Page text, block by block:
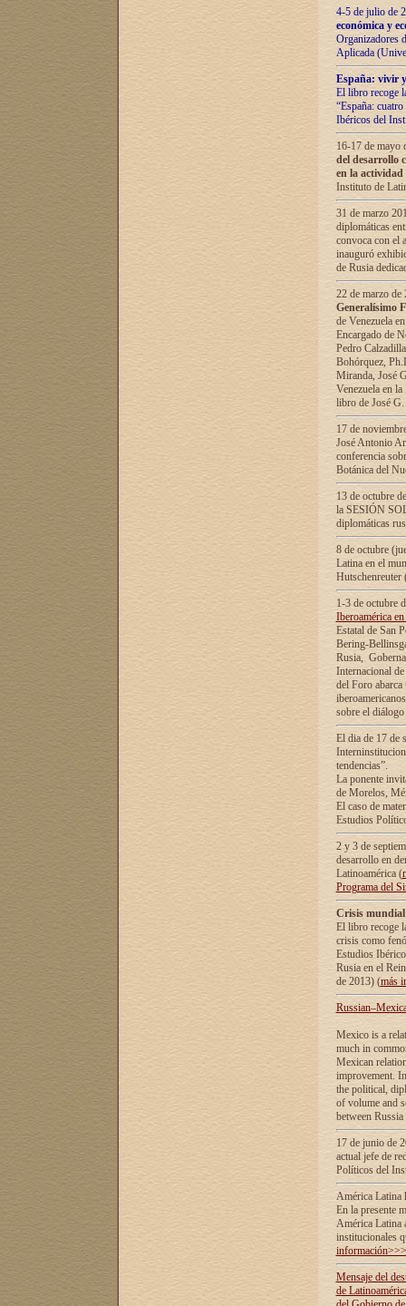
4-5 de julio de
económica y
Organizadores
Aplicada
España: vivir
El libro recoge
“España:
Ibéricos del
16-17 de mayo
del desarrollo
en la
Instituto de
31 de marzo
diplomáticas
convoca con el
inauguró
de Rusia
22 de marzo
Generalísimo
de Venezuela
Encargado de
Pedro
Bohórquez,
Miranda, José
Venezuela en
libro de José
17 de
José Antonio
conferencia
Botánica del
13 de octubre
la SESIÓN
diplomáticas
8 de octubre
Latina en el
1-3 de octubre
Iberoamérica
Estatal de San
Bering-
Rusia,
Internacional
del Foro
sobre el
El dia de 17 de
tendencias”.
La ponente
de Morelos,
El caso de
Estudios
2 y 3 de
desarrollo en
Latinoamérica (
Programa del
Crisis
El libro recoge
crisis como
Estudios
Rusia en el
de 2013) (más
Mexico is a
much in
Mexican
improvement.
the political,
of volume and
between
17 de junio de
actual jefe de
Políticos del
América Latina
En la presente
América Latina
institucionales
información>>>
Mensaje del
de